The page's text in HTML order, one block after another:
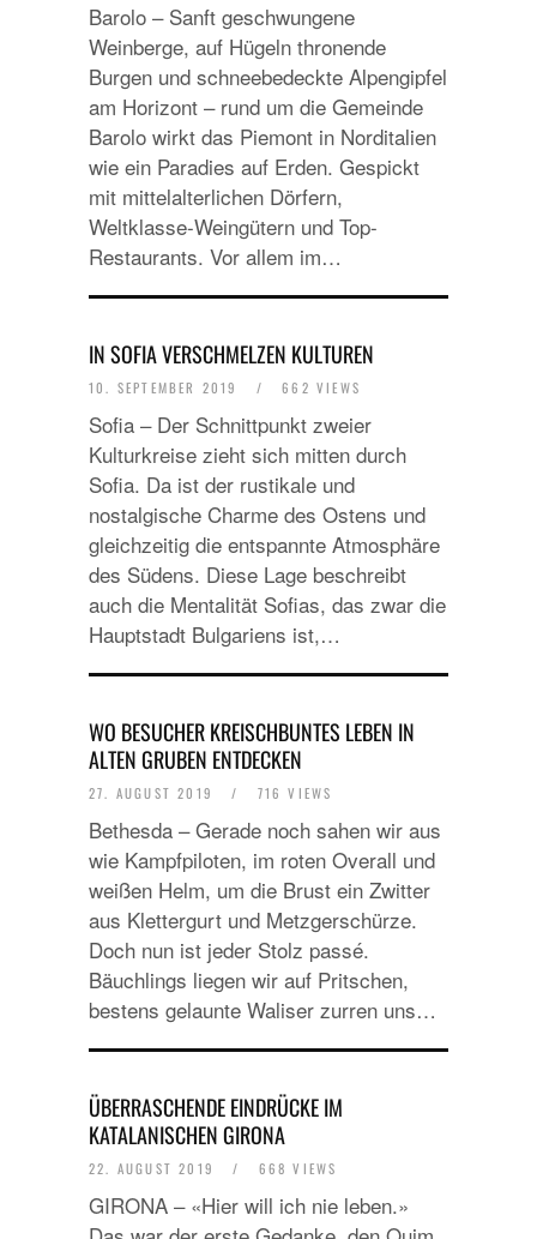
Barolo – Sanft geschwungene
Weinberge, auf Hügeln thronende
Burgen und schneebedeckte Alpengipfel
am Horizont – rund um die Gemeinde
Barolo wirkt das Piemont in Norditalien
wie ein Paradies auf Erden. Gespickt
mit mittelalterlichen Dörfern,
Weltklasse-Weingütern und Top-
Restaurants. Vor allem im…
IN SOFIA VERSCHMELZEN KULTUREN
10. SEPTEMBER 2019 / 662 VIEWS
Sofia – Der Schnittpunkt zweier
Kulturkreise zieht sich mitten durch
Sofia. Da ist der rustikale und
nostalgische Charme des Ostens und
gleichzeitig die entspannte Atmosphäre
des Südens. Diese Lage beschreibt
auch die Mentalität Sofias, das zwar die
Hauptstadt Bulgariens ist,…
WO BESUCHER KREISCHBUNTES LEBEN IN
ALTEN GRUBEN ENTDECKEN
27. AUGUST 2019 / 716 VIEWS
Bethesda – Gerade noch sahen wir aus
wie Kampfpiloten, im roten Overall und
weißen Helm, um die Brust ein Zwitter
aus Klettergurt und Metzgerschürze.
Doch nun ist jeder Stolz passé.
Bäuchlings liegen wir auf Pritschen,
bestens gelaunte Waliser zurren uns…
ÜBERRASCHENDE EINDRÜCKE IM
KATALANISCHEN GIRONA
22. AUGUST 2019 / 668 VIEWS
GIRONA – «Hier will ich nie leben.»